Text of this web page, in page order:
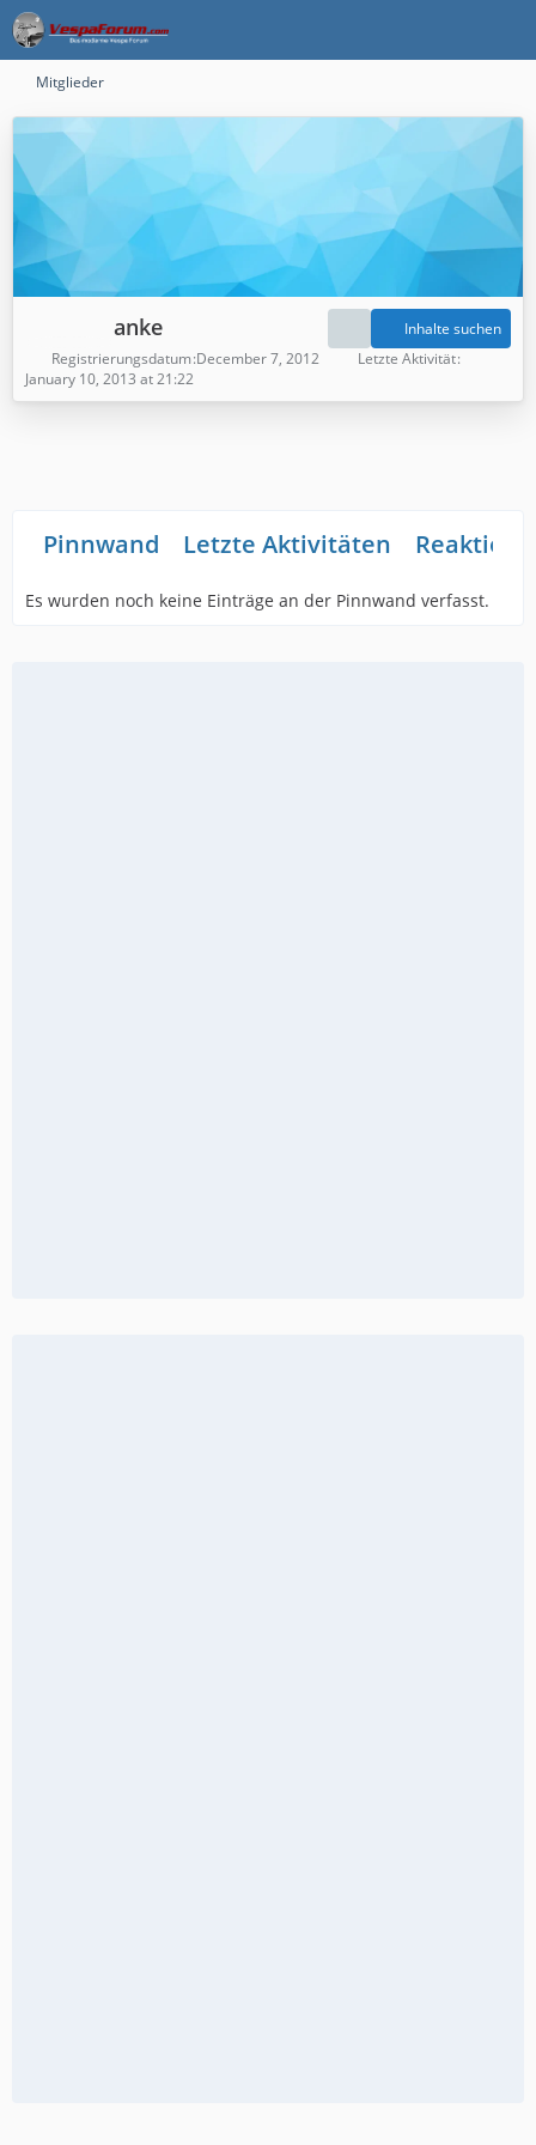
Mitglieder
anke
Inhalte suchen
Registrierungsdatum December 7, 2012
Letzte Aktivität
January 10, 2013 at 21:22
Pinnwand Letzte Aktivitäten
Es wurden noch keine Einträge an der Pinnwand verfasst.